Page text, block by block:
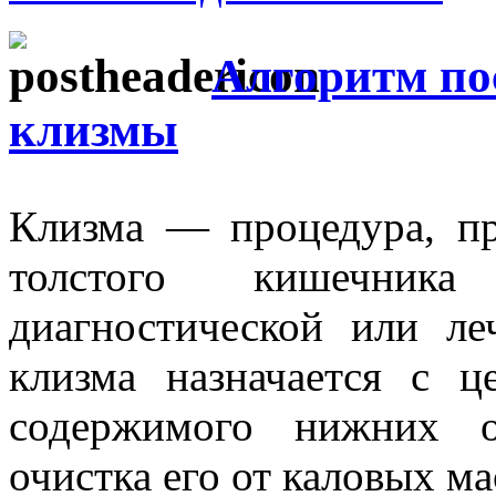
Алгоритм
клизмы
Клизма — процедура,
толстого
диагностической или
клизма назначается с
содержимого нижних
очистка его от каловых